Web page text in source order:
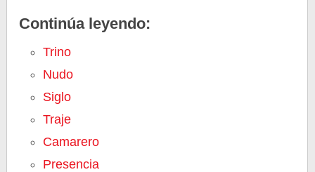
Continúa leyendo:
Trino
Nudo
Siglo
Traje
Camarero
Presencia